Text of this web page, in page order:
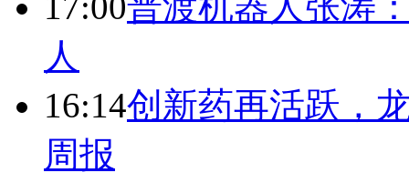
人
16:14创新药再活跃，
周报